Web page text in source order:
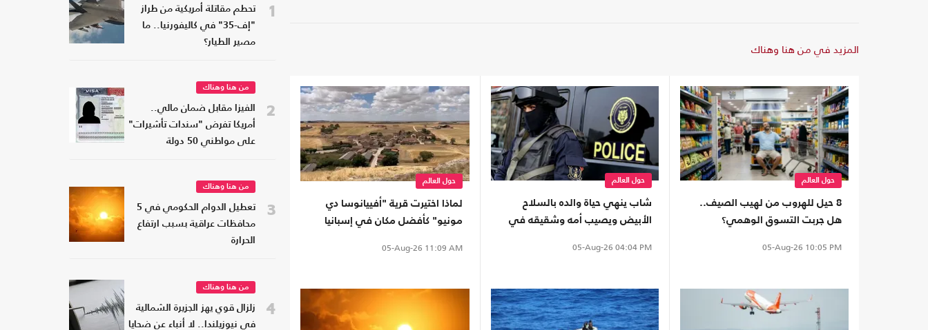
المزيد في من هنا وهناك
حول العالم
8 حيل للهروب من لهيب الصيف..
هل جربت التسوق الوهمي؟
05-Aug-26 10:05 PM
حول العالم
شاب ينهي حياة والده بالسلاح
الأبيض ويصيب أمه وشقيقه في
05-Aug-26 04:04 PM
حول العالم
لماذا اختيرت قرية "أفييانوسا دي
مونيو" كأفضل مكان في إسبانيا
05-Aug-26 11:09 AM
1
تحطم مقاتلة أمريكية من طراز
"إف-35" في كاليفورنيا.. ما
مصير الطيار؟
2
من هنا وهناك
الفيزا مقابل ضمان مالي..
أمريكا تفرض "سندات تأشيرات"
على مواطني 50 دولة
3
من هنا وهناك
تعطيل الدوام الحكومي في 5
محافظات عراقية بسبب ارتفاع
الحرارة
4
من هنا وهناك
زلزال قوي يهز الجزيرة الشمالية
في نيوزيلندا.. لا أنباء عن ضحايا